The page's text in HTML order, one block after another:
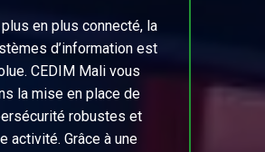
en plus connecté, la
d’information est
CEDIM Mali vous
la mise en place de
robustes et
activité. Grâce à une